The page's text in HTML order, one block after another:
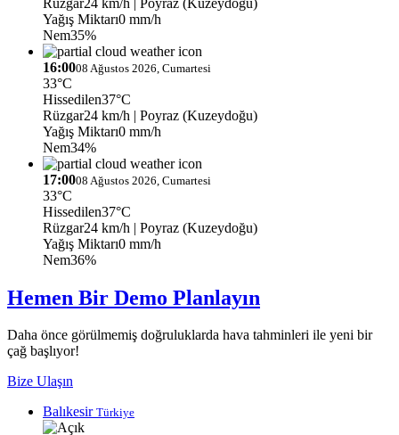
Yağış Miktarı0 mm/h
Nem35%
16:0008 Ağustos 2026, Cumartesi
33°C
Hissedilen37°C
Rüzgar24 km/h | Poyraz (Kuzeydoğu)
Yağış Miktarı0 mm/h
Nem34%
17:0008 Ağustos 2026, Cumartesi
33°C
Hissedilen37°C
Rüzgar24 km/h | Poyraz (Kuzeydoğu)
Yağış Miktarı0 mm/h
Nem36%
Hemen Bir Demo Planlayın
Daha önce görülmemiş doğruluklarda hava tahminleri ile yeni bir
çağ başlıyor!
Bize Ulaşın
Balıkesir Türkiye